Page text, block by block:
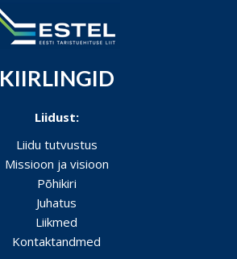
KIIRLINGID
Liidust:
Liidu tutvustus
Missioon ja visioon
Põhikiri
Juhatus
Liikmed
Kontaktandmed